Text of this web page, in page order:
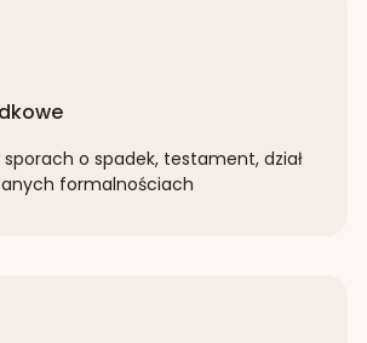
o spadek, testament, dział
formalnościach